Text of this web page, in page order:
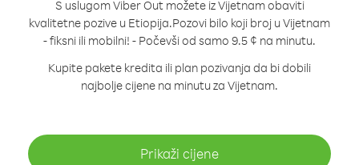
S uslugom Viber Out možete iz Vijetnam obaviti
kvalitetne pozive u Etiopija.Pozovi bilo koji broj u Vijetnam
- fiksni ili mobilni! - Počevši od samo 9.5 ¢ na minutu.
Kupite pakete kredita ili plan pozivanja da bi dobili
najbolje cijene na minutu za Vijetnam.
Prikaži cijene